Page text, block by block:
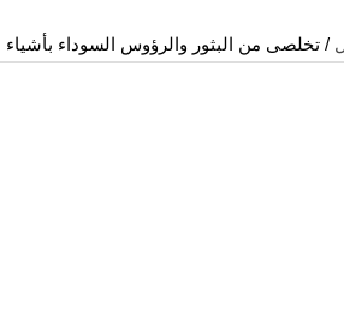
/تخلصى من البثور والرؤوس السوداء